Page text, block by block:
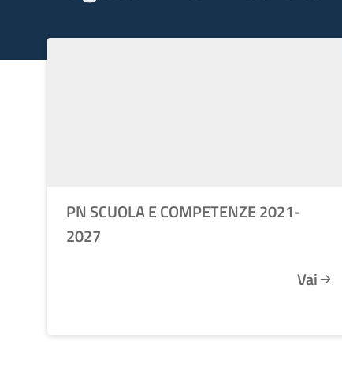
PN SCUOLA E COMPETENZE 2021-
2027
Vai